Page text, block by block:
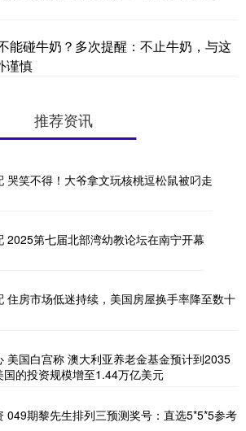
能碰牛奶？多次提醒：不止牛奶，与这
谨慎
推荐资讯
哭笑不得！大爷拿文玩核桃逗松鼠被叼走
2025第七届北部湾幼教论坛在南宁开幕
住房市场低迷持续，美国房屋换手率降至数十
美国白宫称 澳大利亚养老金基金预计到2035
国的投资规模增至1.44万亿美元
049期黎先生排列三预测奖号：直选5*5*5参考